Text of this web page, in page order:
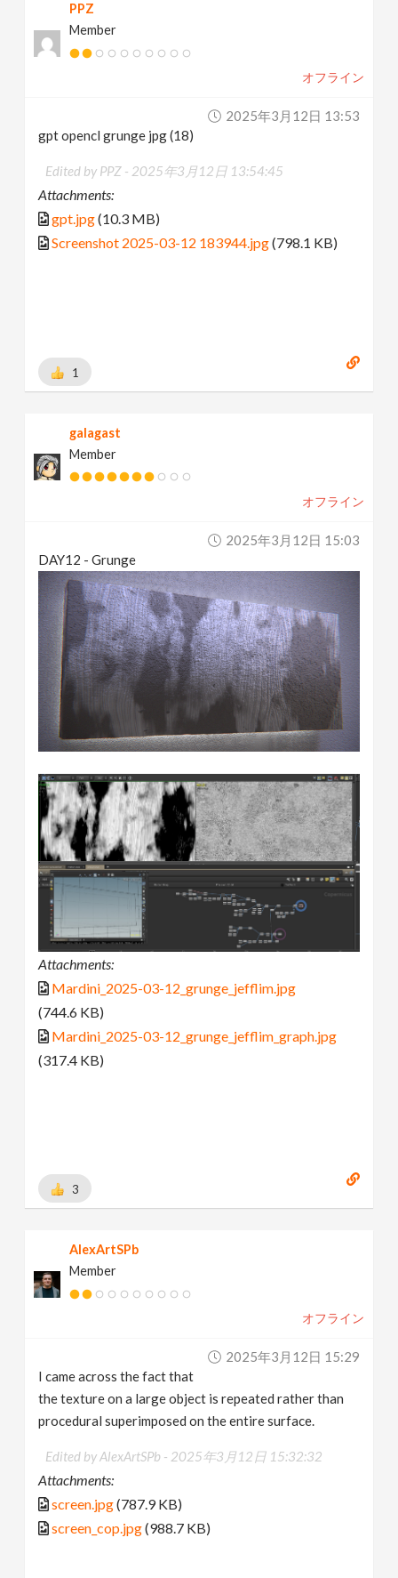
PPZ
Member
オフライン
2025年3月12日 13:53
gpt opencl grunge jpg (18)
Edited by PPZ - 2025年3月12日 13:54:45
Attachments:
gpt.jpg(10.3 MB)
Screenshot 2025-03-12 183944.jpg(798.1 KB)
1
galagast
Member
オフライン
2025年3月12日 15:03
DAY12 - Grunge
Attachments:
Mardini_2025-03-12_grunge_jefflim.jpg
(744.6 KB)
Mardini_2025-03-12_grunge_jefflim_graph.jpg
(317.4 KB)
3
AlexArtSPb
Member
オフライン
2025年3月12日 15:29
I came across the fact that
the texture on a large object is repeated rather than
procedural superimposed on the entire surface.
Edited by AlexArtSPb - 2025年3月12日 15:32:32
Attachments:
screen.jpg(787.9 KB)
screen_cop.jpg(988.7 KB)